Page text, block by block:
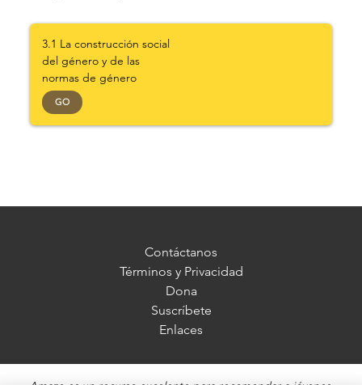
3.1 La construcción social
del género y de las
normas de género
GO
Contáctanos
Términos y Privacidad
Dona
Suscríbete
Enlaces